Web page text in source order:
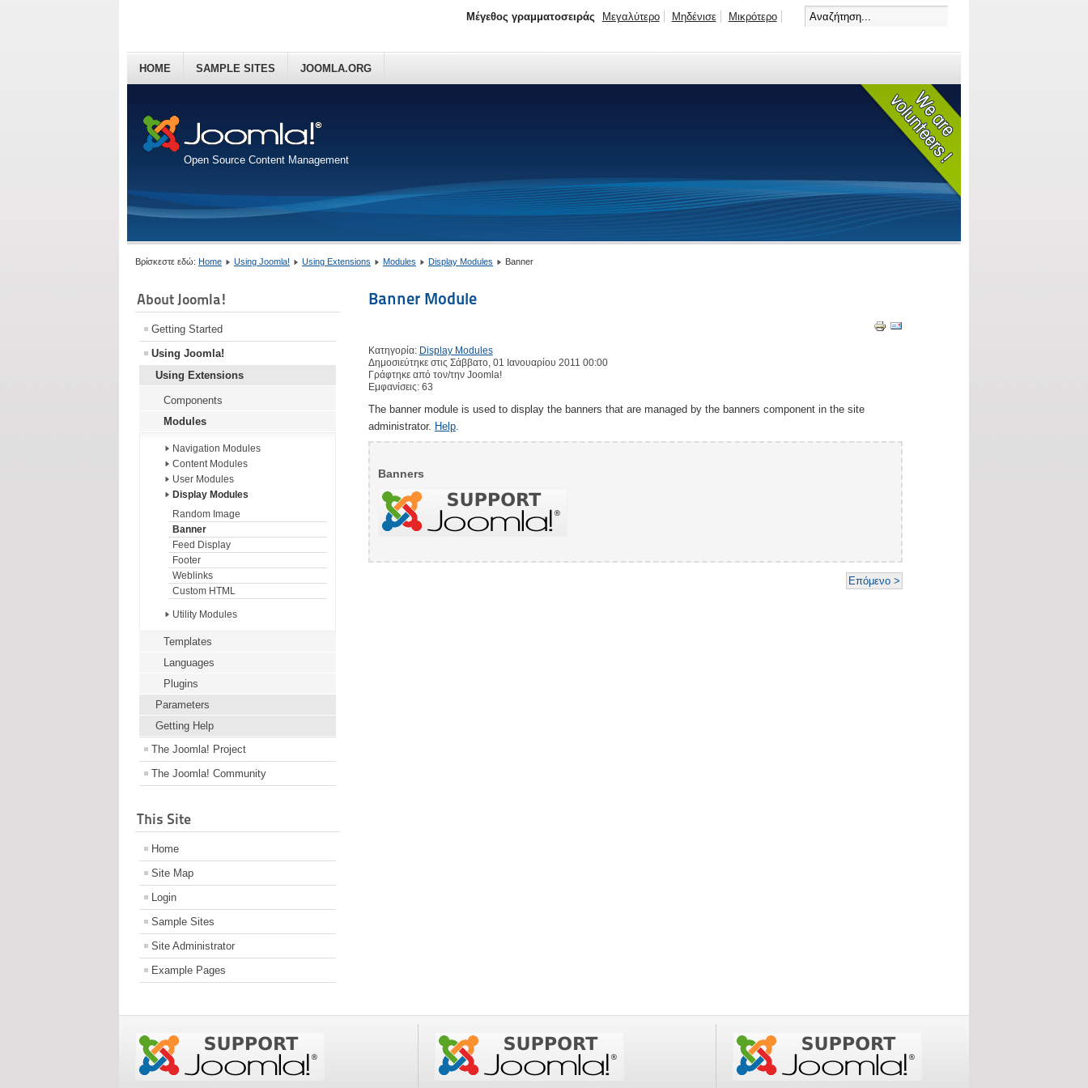
Open Source Content Management
HOME SAMPLE SITES JOOMLA.ORG
Μέγεθος γραμματοσειράς Μεγαλύτερο Μηδένισε Μικρότερο
Βρίσκεστε εδώ: Home Using Joomla! Using Extensions Modules Display Modules Banner
About Joomla!
Getting Started
Using Joomla!
Using Extensions
Components
Modules
Navigation Modules
Content Modules
User Modules
Display Modules
Random Image
Banner
Feed Display
Footer
Weblinks
Custom HTML
Utility Modules
Templates
Languages
Plugins
Parameters
Getting Help
The Joomla! Project
The Joomla! Community
This Site
Home
Site Map
Login
Sample Sites
Site Administrator
Example Pages
Banner Module
Κατηγορία:
Display Modules
Δημοσιεύτηκε στις Σάββατο, 01 Ιανουαρίου 2011 00:00
Γράφτηκε από τον/την Joomla!
Εμφανίσεις: 63
The banner module is used to display the banners that are managed by the banners component in the site
administrator. Help.
Banners
Επόμενο >